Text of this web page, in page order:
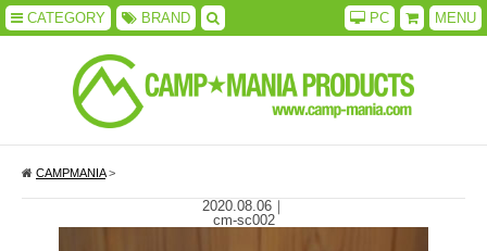
CATEGORY BRAND MENU
PC
CAMPMANIA>
2020.08.06｜
cm-sc002